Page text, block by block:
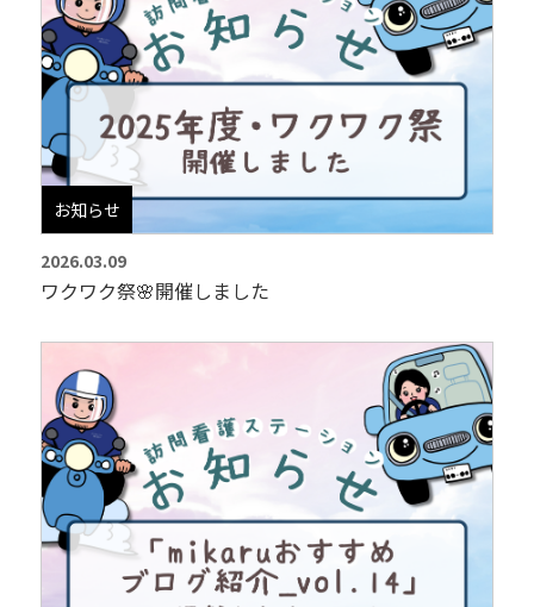
お知らせ
2026.03.09
ワクワク祭🌸開催しました